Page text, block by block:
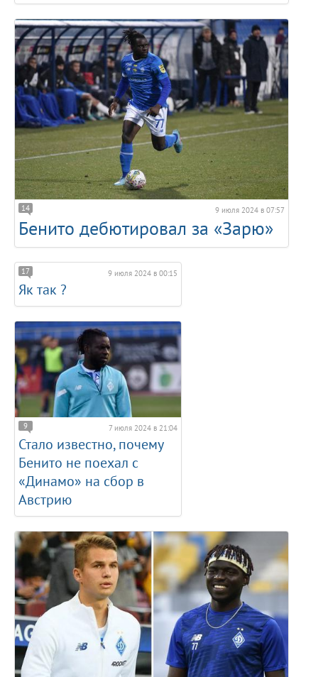
14 9 июля 2024 в 07:57
Бенито дебютировал за «Зарю»
17 9 июля 2024 в 00:15
Як так ?
9 7 июля 2024 в 21:04
Стало известно, почему
Бенито не поехал с
«Динамо» на сбор в
Австрию